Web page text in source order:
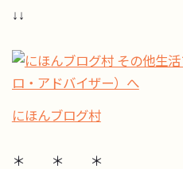
↓↓
にほんブログ村
＊ ＊ ＊